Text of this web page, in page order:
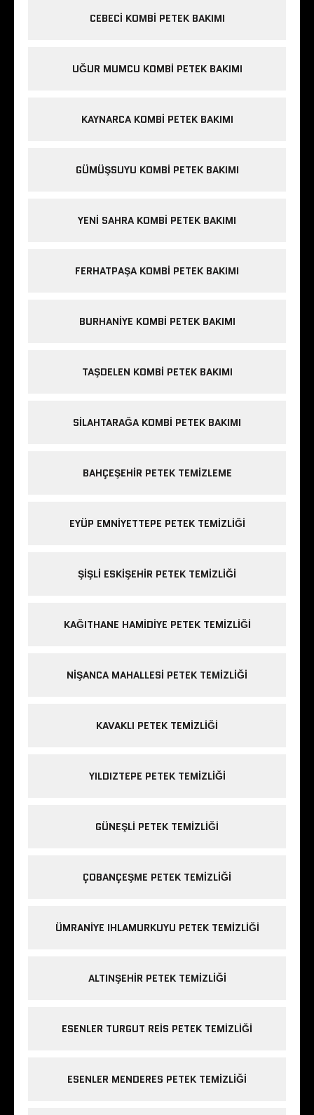
CEBECI KOMBI PETEK BAKIMI
UĞUR MUMCU KOMBI PETEK BAKIMI
KAYNARCA KOMBI PETEK BAKIMI
GÜMÜŞSUYU KOMBI PETEK BAKIMI
YENI SAHRA KOMBI PETEK BAKIMI
FERHATPAŞA KOMBI PETEK BAKIMI
BURHANIYE KOMBI PETEK BAKIMI
TAŞDELEN KOMBI PETEK BAKIMI
SILAHTARAĞA KOMBI PETEK BAKIMI
BAHÇEŞEHIR PETEK TEMIZLEME
EYÜP EMNIYETTEPE PETEK TEMIZLIĞI
ŞIŞLI ESKIŞEHIR PETEK TEMIZLIĞI
KAĞITHANE HAMIDIYE PETEK TEMIZLIĞI
NIŞANCA MAHALLESI PETEK TEMIZLIĞI
KAVAKLI PETEK TEMIZLIĞI
YILDIZTEPE PETEK TEMIZLIĞI
GÜNEŞLI PETEK TEMIZLIĞI
ÇOBANÇEŞME PETEK TEMIZLIĞI
ÜMRANIYE IHLAMURKUYU PETEK TEMIZLIĞI
ALTINŞEHIR PETEK TEMIZLIĞI
ESENLER TURGUT REIS PETEK TEMIZLIĞI
ESENLER MENDERES PETEK TEMIZLIĞI